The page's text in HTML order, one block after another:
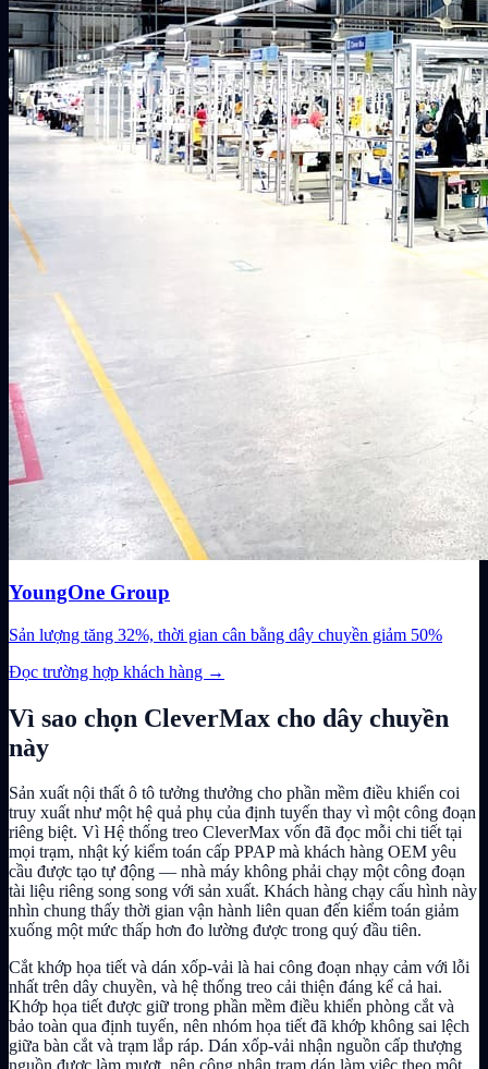
YoungOne Group
Sản lượng tăng 32%, thời gian cân bằng dây chuyền giảm 50%
Đọc trường hợp khách hàng →
Vì sao chọn CleverMax cho dây chuyền
này
Sản xuất nội thất ô tô tưởng thưởng cho phần mềm điều khiển coi
truy xuất như một hệ quả phụ của định tuyến thay vì một công đoạn
riêng biệt. Vì Hệ thống treo CleverMax vốn đã đọc mỗi chi tiết tại
mọi trạm, nhật ký kiểm toán cấp PPAP mà khách hàng OEM yêu
cầu được tạo tự động — nhà máy không phải chạy một công đoạn
tài liệu riêng song song với sản xuất. Khách hàng chạy cấu hình này
nhìn chung thấy thời gian vận hành liên quan đến kiểm toán giảm
xuống một mức thấp hơn đo lường được trong quý đầu tiên.
Cắt khớp họa tiết và dán xốp-vải là hai công đoạn nhạy cảm với lỗi
nhất trên dây chuyền, và hệ thống treo cải thiện đáng kể cả hai.
Khớp họa tiết được giữ trong phần mềm điều khiển phòng cắt và
bảo toàn qua định tuyến, nên nhóm họa tiết đã khớp không sai lệch
giữa bàn cắt và trạm lắp ráp. Dán xốp-vải nhận nguồn cấp thượng